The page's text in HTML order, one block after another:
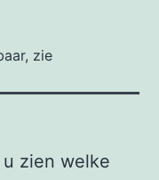
zie
zien welke